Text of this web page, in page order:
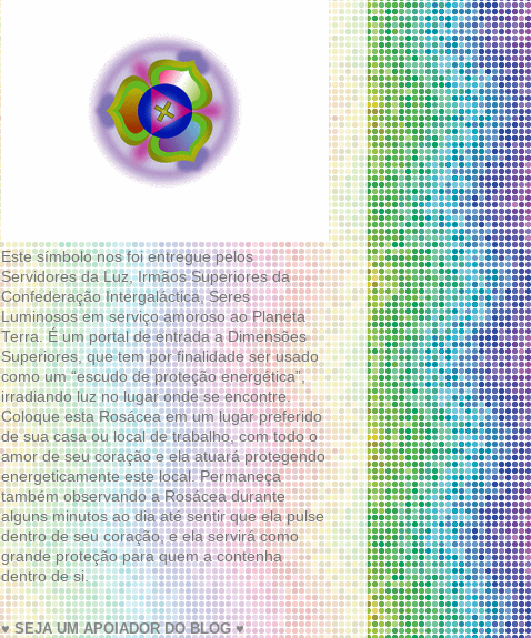
Este símbolo nos foi entregue pelos
Servidores da Luz, Irmãos Superiores da
Confederação Intergaláctica, Seres
Luminosos em serviço amoroso ao Planeta
Terra. É um portal de entrada a Dimensões
Superiores, que tem por finalidade ser usado
como um “escudo de proteção energética”,
irradiando luz no lugar onde se encontre.
Coloque esta Rosácea em um lugar preferido
de sua casa ou local de trabalho, com todo o
amor de seu coração e ela atuará protegendo
energeticamente este local. Permaneça
também observando a Rosácea durante
alguns minutos ao dia até sentir que ela pulse
dentro de seu coração, e ela servirá como
grande proteção para quem a contenha
dentro de si.
♥ SEJA UM APOIADOR DO BLOG ♥